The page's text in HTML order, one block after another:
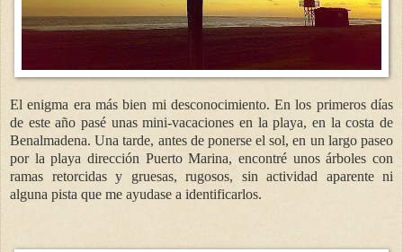
El enigma era más bien mi desconocimiento. En los primeros días
de este año pasé unas mini-vacaciones en la playa, en la costa de
Benalmadena. Una tarde, antes de ponerse el sol, en un largo paseo
por la playa dirección Puerto Marina, encontré unos árboles con
ramas retorcidas y gruesas, rugosos, sin actividad aparente ni
alguna pista que me ayudase a identificarlos.